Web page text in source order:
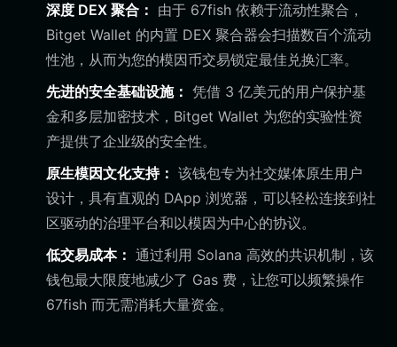
深度 DEX 聚合： 由于 67fish 依赖于流动性聚合，
Bitget Wallet 的内置 DEX 聚合器会扫描数百个流动
性池，从而为您的模因币交易锁定最佳兑换汇率。
先进的安全基础设施： 凭借 3 亿美元的用户保护基
金和多层加密技术，Bitget Wallet 为您的实验性资
产提供了企业级的安全性。
原生模因文化支持： 该钱包专为社交媒体原生用户
设计，具有直观的 DApp 浏览器，可以轻松连接到社
区驱动的治理平台和以模因为中心的协议。
低交易成本： 通过利用 Solana 高效的共识机制，该
钱包最大限度地减少了 Gas 费，让您可以频繁操作
67fish 而无需消耗大量资金。